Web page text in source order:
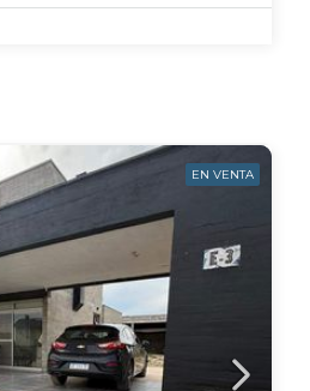
EN VENTA